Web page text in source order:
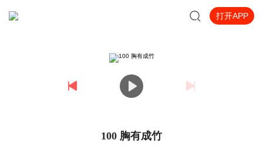
打开APP
100 胸有成竹